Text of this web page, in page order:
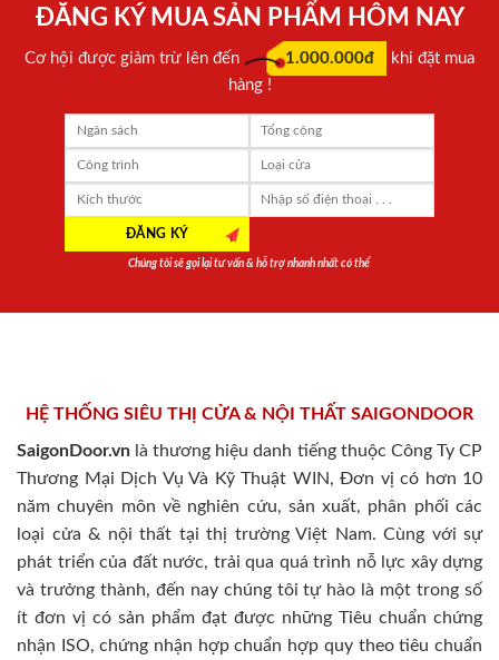
ĐĂNG KÝ MUA SẢN PHẨM HÔM NAY
Cơ hội được giảm trừ lên đến 1.000.000đ
khi đặt mua
hàng !
Chúng tôi sẽ gọi lại tư vấn & hỗ trợ nhanh nhất có thể
HỆ THỐNG SIÊU THỊ CỬA & NỘI THẤT SAIGONDOOR
SaigonDoor.vn là thương hiệu danh tiếng thuộc Công Ty CP
Thương Mại Dịch Vụ Và Kỹ Thuật WIN, Đơn vị có hơn 10
năm chuyên môn về nghiên cứu, sản xuất, phân phối các
loại cửa & nội thất tại thị trường Việt Nam. Cùng với sự
phát triển của đất nước, trải qua quá trình nỗ lực xây dựng
và trưởng thành, đến nay chúng tôi tự hào là một trong số
ít đơn vị có sản phẩm đạt được những Tiêu chuẩn chứng
nhận ISO, chứng nhận hợp chuẩn hợp quy theo tiêu chuẩn